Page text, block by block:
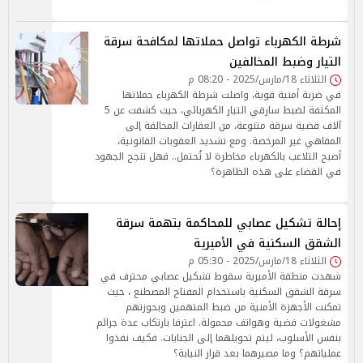
شرطة الكهرباء تواصل حملاتها لمكافحة سرقة
التيار وضبط المخالفين
الثلاثاء 18/مارس/2025 - 08:20 م
في ضربة أمنية قوية، واصلت شرطة الكهرباء حملاتها
المكثفة لضبط سارقي التيار الكهربائي، حيث كشفت عن 5
آلاف قضية سرقة متنوعة، من العقارات المخالفة إلى
المقاهي غير المرخصة. ومع تشديد العقوبات القانونية،
أصبح التلاعب بالكهرباء مخاطرة لا تُحتمل.. فهل تنجح الجهود
في القضاء على هذه الظاهرة؟
إحالة تشكيل عصابي للمحاكمة بتهمة سرقة
الشقق السكنية في الأميرية
الثلاثاء 18/مارس/2025 - 05:30 م
شهدت منطقة الأميرية سقوط تشكيل عصابي محترف في
سرقة الشقق السكنية باستخدام المفتاح المصطنع ، حيث
تمكنت الأجهزة الأمنية من ضبط المتهمين وبحوزتهم
مشغولات فضية وهواتف محمولة. اعترفا بارتكاب عدة جرائم
بنفس الأسلوب، ليتم تحويلهما إلى الجنايات. فكيف نفذوا
عملياتهم؟ وما مصيرهما بعد قرار النيابة؟